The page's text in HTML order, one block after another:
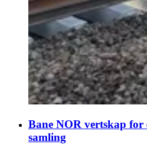
Bane NOR vertskap
samling